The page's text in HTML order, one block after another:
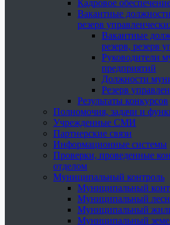
Кадровое
Вакантные
резерв
Вакантные
резерв, резерв
Руководители
предприятий
Должности
Резерв
Результаты конкурсов
Полномочия, задачи и
Учрежденные СМИ
Партнерские связи
Информационные системы
Проверки, проведенные
отделом
Муниципальный контроль
Муниципальный
Муниципальный
Муниципальный
Муниципальный